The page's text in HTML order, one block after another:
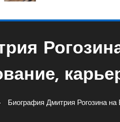
Биография Дмитрия Рогозина